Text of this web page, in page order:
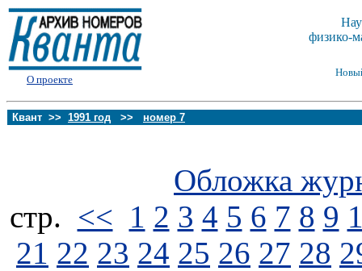
О проекте
физико-
Квант >> 1991 год >> номер 7
Обложка
стp. << 1 2 3 4 5 6 7 8 9
21 22 23 24 25 26 27 28